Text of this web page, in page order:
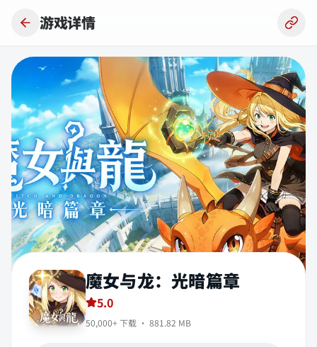
游戏详情
魔女与龙：光暗篇章
5.0
50,000+ 下载 · 881.82 MB